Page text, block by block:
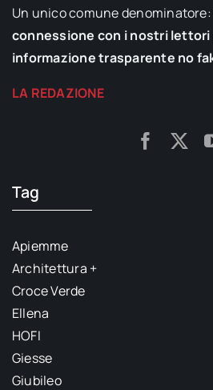
Un unico comune
connessione con i nostri lettori
informazione trasparente no
LA REDAZIONE
Tag
Apiemme
Architettura +
Croce Verde
Ellena
HOFI
Giesse
Giubileo